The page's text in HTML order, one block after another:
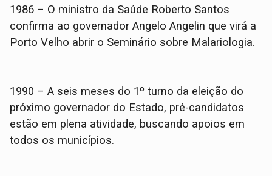
1986 – O ministro da Saúde Roberto Santos
confirma ao governador Angelo Angelin que virá a
Porto Velho abrir o Seminário sobre Malariologia.
1990 – A seis meses do 1º turno da eleição do
próximo governador do Estado, pré-candidatos
estão em plena atividade, buscando apoios em
todos os municípios.